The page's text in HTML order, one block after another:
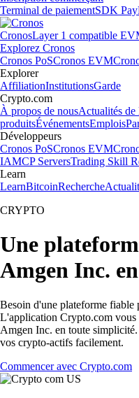
Terminal de paiementSDK Pay
CronosLayer 1 compatible
Explorez Cronos
Cronos PoSCronos EVM
Explorer
AffiliationInstitutionsGarde
Crypto.com
À propos de nousActualités de
produitsÉvénementsEmplois
Développeurs
Cronos PoSCronos EVM
IAMCP ServersTrading Skill
Learn
LearnBitcoinRecherche
CRYPTO
Une
Amgen Inc.
Besoin d'une plateforme fiable
L'application Crypto.com vous
Amgen Inc. en toute
vos crypto-actifs facilement.
Commencer avec Crypto.com